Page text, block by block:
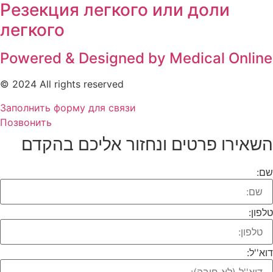
Резекция легкого или доли
легкого
Powered & Designed by Medical
© 2024 All rights reserved
Заполнить форму для связи
Позвонить
פרטים ונחזור אליכם בהקדם​